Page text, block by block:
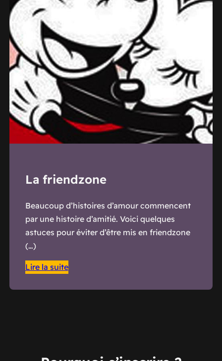
La friendzone
Beaucoup d’histoires d’amour commencent
par une histoire d’amitié. Voici quelques
astuces pour éviter d’être mis en friendzone
(…)
Lire la suite